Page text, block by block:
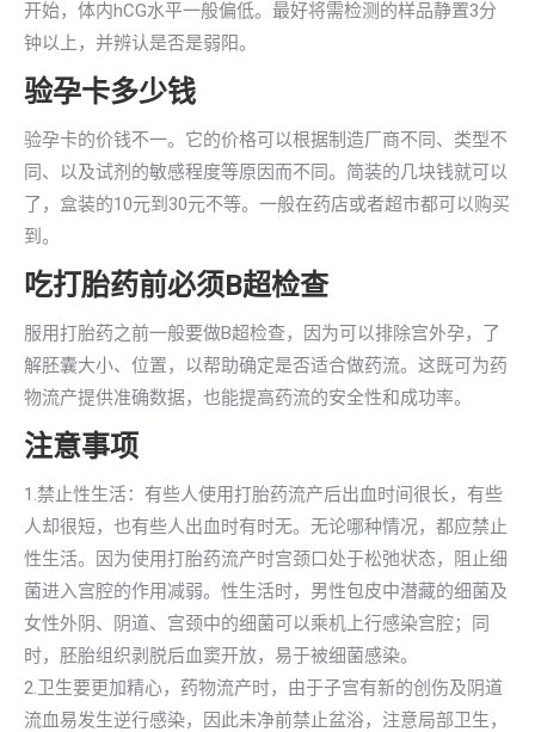
开始，体内hCG水平一般偏低。最好将需检测的样品静置3分
钟以上，并辨认是否是弱阳。
验孕卡多少钱
验孕卡的价钱不一。它的价格可以根据制造厂商不同、类型不
同、以及试剂的敏感程度等原因而不同。简装的几块钱就可以
了，盒装的10元到30元不等。一般在药店或者超市都可以购买
到。
吃打胎药前必须B超检查
服用打胎药之前一般要做B超检查，因为可以排除宫外孕，了
解胚囊大小、位置，以帮助确定是否适合做药流。这既可为药
物流产提供准确数据，也能提高药流的安全性和成功率。
注意事项
1.禁止性生活：有些人使用打胎药流产后出血时间很长，有些
人却很短，也有些人出血时有时无。无论哪种情况，都应禁止
性生活。因为使用打胎药流产时宫颈口处于松弛状态，阻止细
菌进入宫腔的作用减弱。性生活时，男性包皮中潜藏的细菌及
女性外阴、阴道、宫颈中的细菌可以乘机上行感染宫腔；同
时，胚胎组织剥脱后血窦开放，易于被细菌感染。
2.卫生要更加精心，药物流产时，由于子宫有新的创伤及阴道
流血易发生逆行感染，因此未净前禁止盆浴，注意局部卫生，